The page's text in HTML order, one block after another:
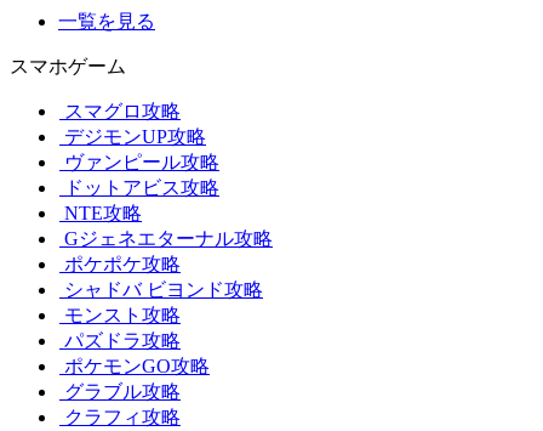
一覧を見る
スマホゲーム
スマグロ攻略
デジモンUP攻略
ヴァンピール攻略
ドットアビス攻略
NTE攻略
Gジェネエターナル攻略
ポケポケ攻略
シャドバ ビヨンド攻略
モンスト攻略
パズドラ攻略
ポケモンGO攻略
グラブル攻略
クラフィ攻略